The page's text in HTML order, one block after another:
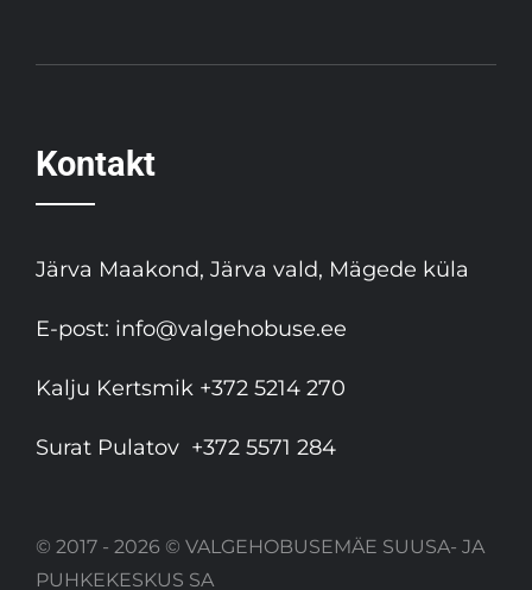
Kontakt
Järva Maakond, Järva vald, Mägede küla
E-post: info@valgehobuse.ee
Kalju Kertsmik +372 5214 270
Surat Pulatov +372 5571 284
© 2017 - 2026 © VALGEHOBUSEMÄE SUUSA- JA
PUHKEKESKUS SA